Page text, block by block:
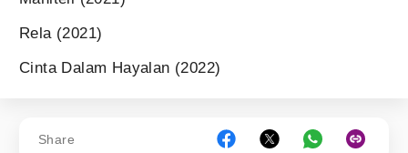
Rela (2021)
Cinta Dalam Hayalan (2022)
Share